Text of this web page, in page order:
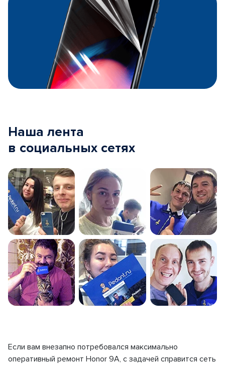
Наша лента
в социальных сетях
Если вам внезапно потребовался максимально
оперативный ремонт Honor 9A, с задачей справится сеть